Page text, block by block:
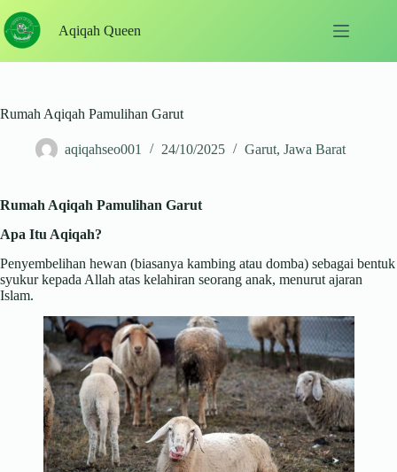
to
content
Aqiqah Queen
Rumah Aqiqah Pamulihan Garut
aqiqahseo001 24/10/2025 Garut, Jawa Barat
Rumah Aqiqah Pamulihan Garut
Apa Itu Aqiqah?
Penyembelihan hewan (biasanya kambing atau domba) sebagai bentuk
syukur kepada Allah atas kelahiran seorang anak, menurut ajaran
Islam.